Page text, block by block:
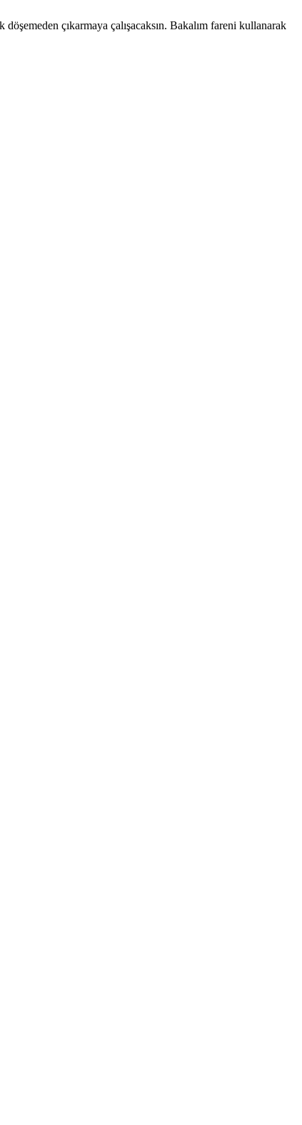
çıkarmaya çalışacaksın. Bakalım fareni kullanarak